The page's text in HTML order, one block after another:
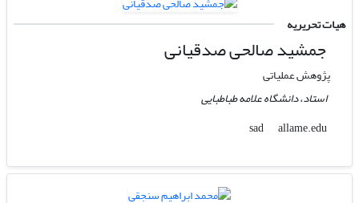
هیات تحریریه
جمشید صالحی صدقیانی
پژوهش عملیاتی
استاد، دانشگاه علامه طباطبایی
sad
allame.edu